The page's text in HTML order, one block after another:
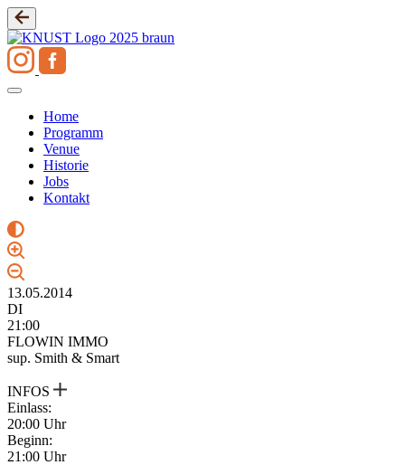
Zum
Inhalt
springen
Home
Programm
Venue
Historie
Jobs
Kontakt
13.05.2014
DI
21:00
FLOWIN IMMO
sup. Smith & Smart
INFOS
Einlass:
20:00 Uhr
Beginn:
21:00 Uhr